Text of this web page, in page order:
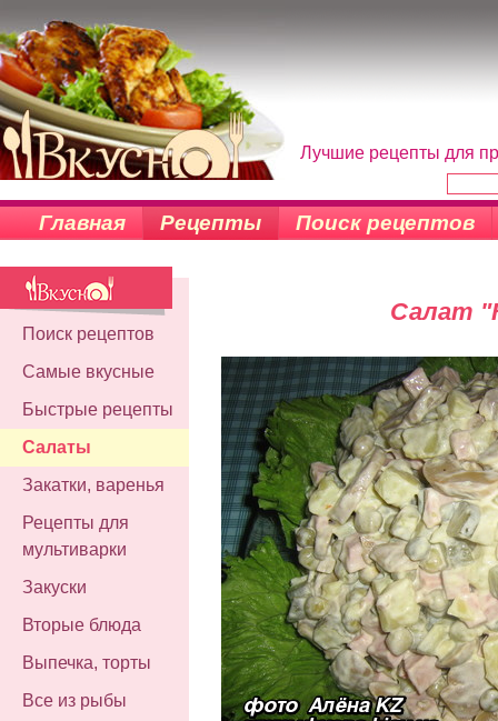
Лучшие рецепты для
Главная Рецепты Поиск рецептов
Поиск рецептов
Самые вкусные
Быстрые рецепты
Салаты
Закатки, варенья
Рецепты для
мультиварки
Закуски
Вторые блюда
Выпечка, торты
Все из рыбы
Салат